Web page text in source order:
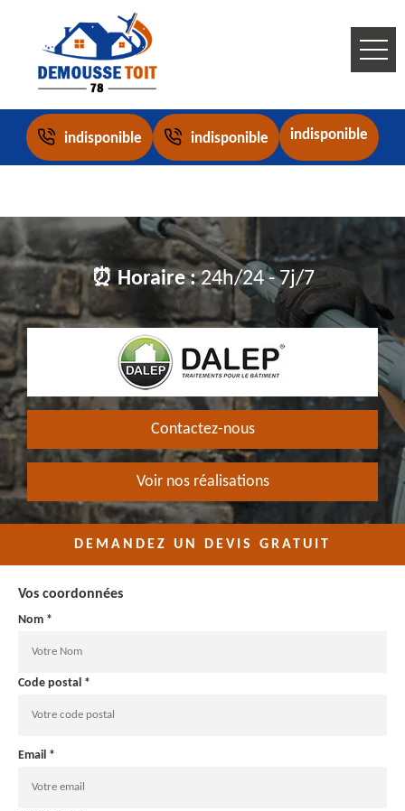
indisponible indisponible indisponible
⏰ Horaire :24h/24 - 7j/7
Contactez-nous
Voir nos réalisations
DEMANDEZ UN DEVIS GRATUIT
Vos coordonnées
Nom *
Code postal *
Email *